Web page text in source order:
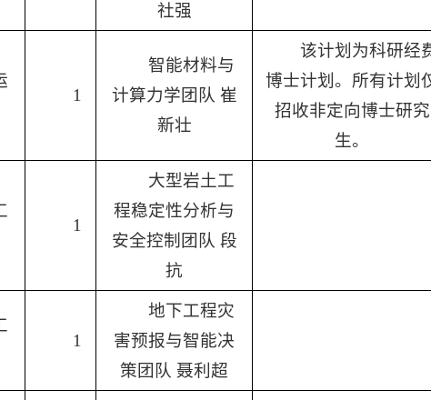
社强
1
智能材料与
计算力学团队 崔
新壮
该计划为科研经
博士计划。所有计划
招收非定向博士研究
生。
1
大型岩土工
程稳定性分析与
安全控制团队 段
抗
1
地下工程灾
害预报与智能决
策团队 聂利超